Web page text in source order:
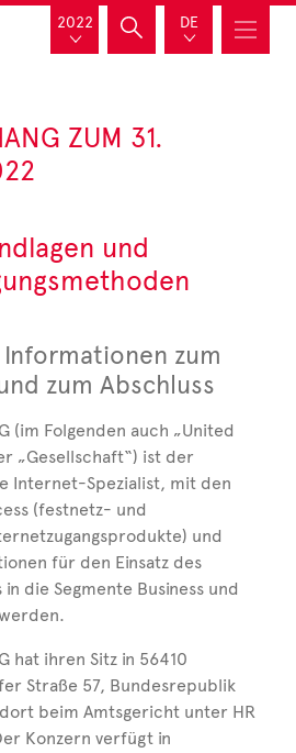
2022 DE
ZUM 31.
und
zum
zum Abschluss
(im Folgenden auch „United
„Gesellschaft“) ist der
Internet-Spezialist, mit den
(festnetz- und
und
für den Einsatz des
die Segmente Business und
hat ihren Sitz in 56410
Straße 57, Bundesrepublik
beim Amtsgericht unter HR
Konzern verfügt in